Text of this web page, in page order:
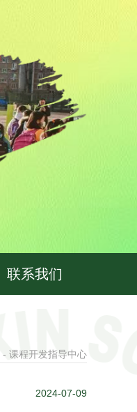
联系我们
- 课程开发指导中心
2024-07-09